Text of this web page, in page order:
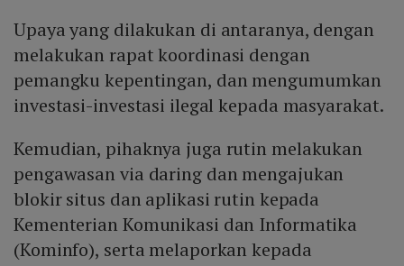
Upaya yang dilakukan di antaranya, dengan
melakukan rapat koordinasi dengan
pemangku kepentingan, dan mengumumkan
investasi-investasi ilegal kepada masyarakat.
Kemudian, pihaknya juga rutin melakukan
pengawasan via daring dan mengajukan
blokir situs dan aplikasi rutin kepada
Kementerian Komunikasi dan Informatika
(Kominfo), serta melaporkan kepada